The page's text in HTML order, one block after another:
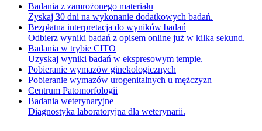
Badania z zamrożonego materiału
Zyskaj 30 dni na wykonanie dodatkowych badań.
Bezpłatna interpretacja do wyników badań
Odbierz wyniki badań z opisem online już w kilka sekund.
Badania w trybie CITO
Uzyskaj wyniki badań w ekspresowym tempie.
Pobieranie wymazów ginekologicznych
Pobieranie wymazów urogenitalnych u mężczyzn
Centrum Patomorfologii
Badania weterynaryjne
Diagnostyka laboratoryjna dla weterynarii.